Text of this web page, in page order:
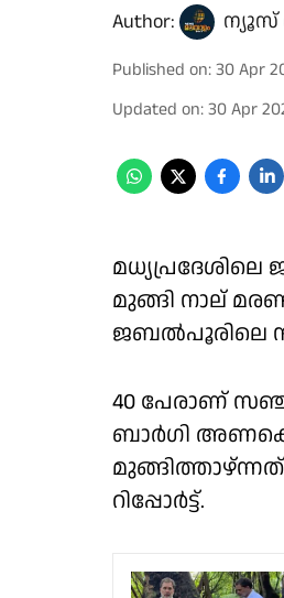
Author:
Published on:30 Apr
Updated on:30 Apr
മുങ്ങി നാല്
ജബൽപൂരിലെ
40 പേരാണ്
ബാർഗി
റിപ്പോർട്ട്.